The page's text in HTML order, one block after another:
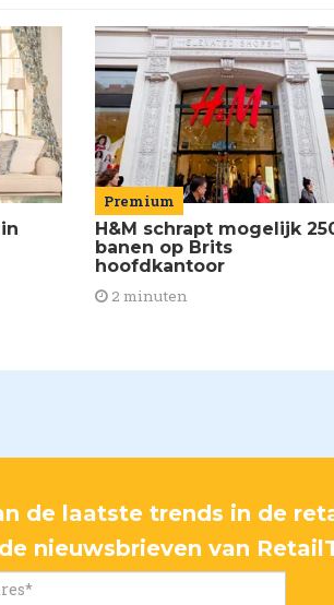
Premium
H&M schrapt mogelijk
banen op Brits
hoofdkantoor
2 minuten
de laatste trends in de
nieuwsbrieven van